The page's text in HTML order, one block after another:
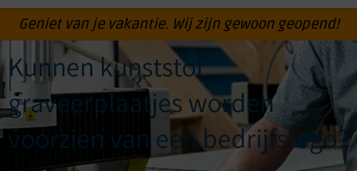
Geniet van je vakantie. Wij zijn gewoon geopend!
Kunnen kunststof
graveerplaatjes worden
voorzien van een bedrijfslogo?